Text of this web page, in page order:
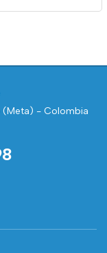
(Meta) - Colombia